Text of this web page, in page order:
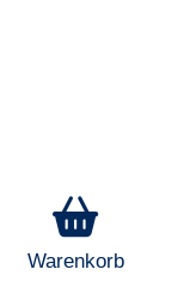
Warenkorb